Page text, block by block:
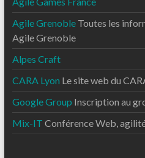
Agile GrenobleToutes les
Agile Grenoble
Alpes Craft
CARA Lyon Le site web du
Google Group Inscription au
Mix-IT Conférence Web,